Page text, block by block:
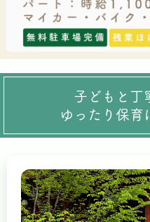
子どもと丁
ゆったり保育